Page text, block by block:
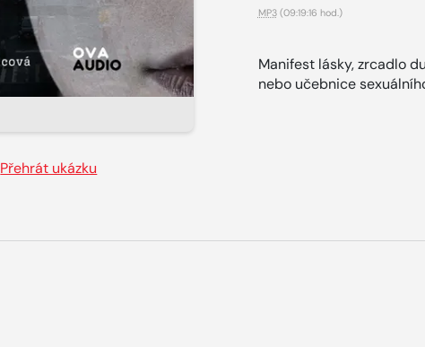
Přehrát ukázku
MP3(09:19:16 hod.)
Manifest lásky, zrcadlo
nebo učebnice